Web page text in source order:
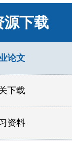
源下载
论文
下载
资料